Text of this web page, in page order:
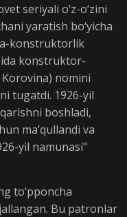
seriyali o‘z-o‘zini
yaratish bo‘yicha
konstruktorlik
konstruktor-
nomini
tugatdi. 1926-yil
boshladi,
ma’qullandi va
yil namunasi"
to‘pponcha
Bu patronlar